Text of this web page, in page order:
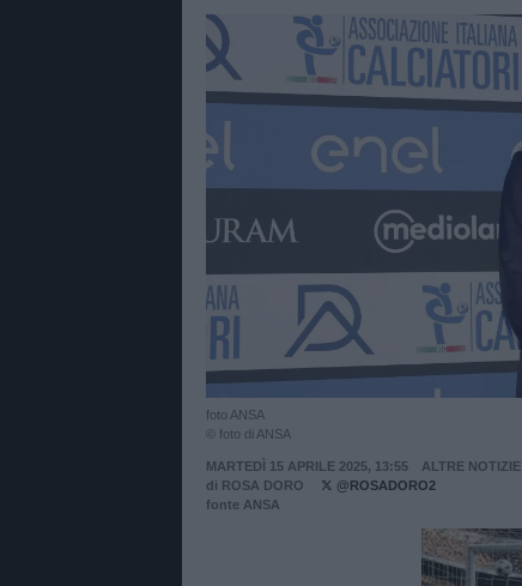
foto ANSA
© foto di ANSA
MARTEDÌ 15 APRILE 2025, 13:55
ALTRE NOTIZIE
di ROSA DORO
@ROSADORO2
fonte ANSA